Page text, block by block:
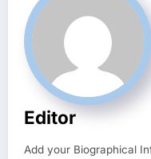
Editor
Add your Biographical